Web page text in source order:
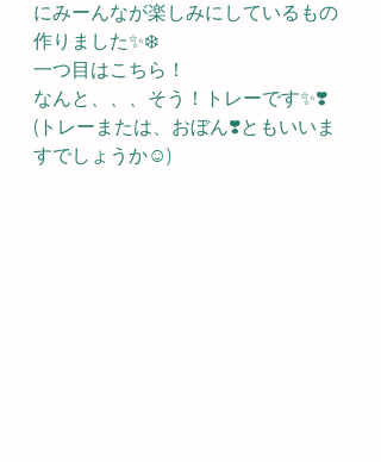
にみーんなが楽しみにしているもの
作りました✨❄️
一つ目はこちら！
なんと、、、そう！トレーです✨❣️
(トレーまたは、おぼん❣️ともいいま
すでしょうか☺️)